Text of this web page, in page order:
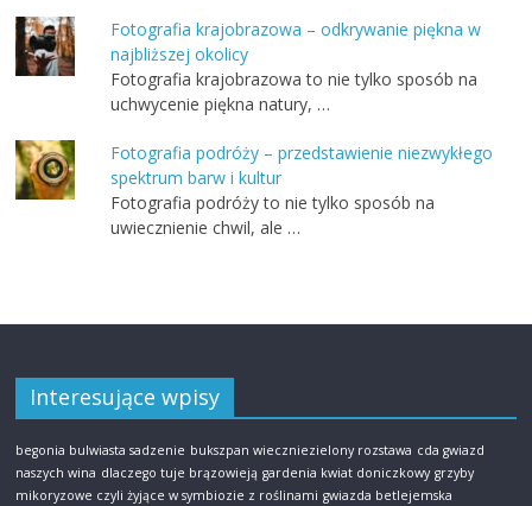
Fotografia krajobrazowa – odkrywanie piękna w
najbliższej okolicy
Fotografia krajobrazowa to nie tylko sposób na
uchwycenie piękna natury, …
Fotografia podróży – przedstawienie niezwykłego
spektrum barw i kultur
Fotografia podróży to nie tylko sposób na
uwiecznienie chwil, ale …
Interesujące wpisy
begonia bulwiasta sadzenie bukszpan wieczniezielony rozstawa cda gwiazd
naszych wina dlaczego tuje brązowieją gardenia kwiat doniczkowy grzyby
mikoryzowe czyli żyjące w symbiozie z roślinami gwiazda betlejemska